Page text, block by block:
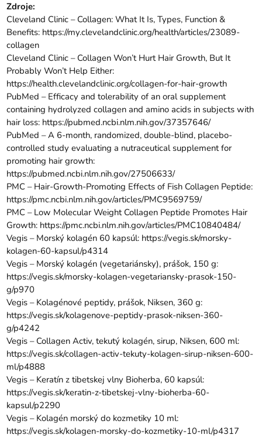
Zdroje:
Cleveland Clinic – Collagen: What It Is, Types, Function &
Benefits: https://my.clevelandclinic.org/health/articles/23089-
collagen
Cleveland Clinic – Collagen Won’t Hurt Hair Growth, But It
Probably Won’t Help Either:
https://health.clevelandclinic.org/collagen-for-hair-growth
PubMed – Efficacy and tolerability of an oral supplement
containing hydrolyzed collagen and amino acids in subjects with
hair loss: https://pubmed.ncbi.nlm.nih.gov/37357646/
PubMed – A 6-month, randomized, double-blind, placebo-
controlled study evaluating a nutraceutical supplement for
promoting hair growth:
https://pubmed.ncbi.nlm.nih.gov/27506633/
PMC – Hair-Growth-Promoting Effects of Fish Collagen Peptide:
https://pmc.ncbi.nlm.nih.gov/articles/PMC9569759/
PMC – Low Molecular Weight Collagen Peptide Promotes Hair
Growth: https://pmc.ncbi.nlm.nih.gov/articles/PMC10840484/
Vegis – Morský kolagén 60 kapsúl: https://vegis.sk/morsky-
kolagen-60-kapsul/p4314
Vegis – Morský kolagén (vegetariánsky), prášok, 150 g:
https://vegis.sk/morsky-kolagen-vegetariansky-prasok-150-
g/p970
Vegis – Kolagénové peptidy, prášok, Niksen, 360 g:
https://vegis.sk/kolagenove-peptidy-prasok-niksen-360-
g/p4242
Vegis – Collagen Activ, tekutý kolagén, sirup, Niksen, 600 ml:
https://vegis.sk/collagen-activ-tekuty-kolagen-sirup-niksen-600-
ml/p4888
Vegis – Keratín z tibetskej vlny Bioherba, 60 kapsúl:
https://vegis.sk/keratin-z-tibetskej-vlny-bioherba-60-
kapsul/p2290
Vegis – Kolagén morský do kozmetiky 10 ml:
https://vegis.sk/kolagen-morsky-do-kozmetiky-10-ml/p4317